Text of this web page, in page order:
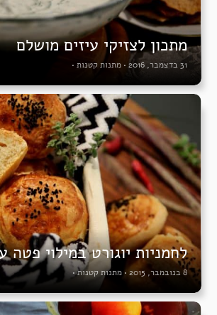
מתכון לצזיקי עיזים מושלם
31 בדצמבר, 2016 • מתנות קטנות •
לחמניות יוגורט במילוי פטה
8 בנובמבר, 2015 • מתנות קטנות•